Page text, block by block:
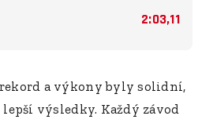
2:03,11
a výkony byly solidní,
výsledky. Každý závod